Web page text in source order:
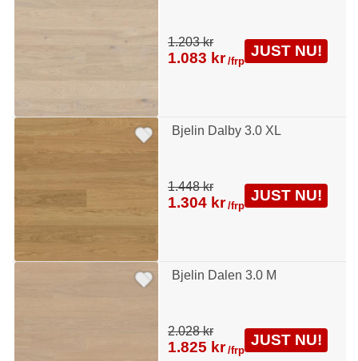
Bjelin Dalby 3.0 XL
Bjelin Dalen 3.0 M
1.203 kr
1.083 kr /frp
JUST NU!
1.448 kr
1.304 kr /frp
JUST NU!
2.028 kr
1.825 kr /frp
JUST NU!